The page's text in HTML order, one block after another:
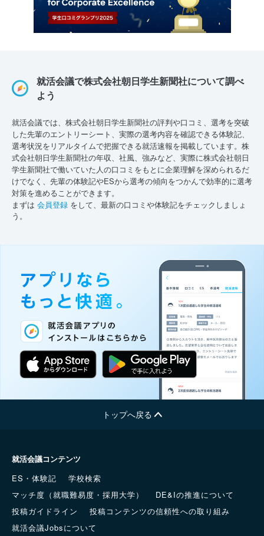
就活会議で株式会社朝日学生新聞社について調べ
よう
就活会議では、株式会社朝日学生新聞社の評判や口コミ、選考を突破
した先輩のエントリーシート、実際の選考内容を確認できる体験記、
選考状況をリアルタイムで把握できる就活速報を掲載しています。株
式会社朝日学生新聞社の年収、社風、強みなど、実際に株式会社朝日
学生新聞社で働いていた人の口コミをもとに企業理解を深められるだ
けでなく、先輩の体験記やESから選考の傾向をつかんで効率的に選考
対策を進めることができます。
まずは 会員登録 をして、最新の口コミや体験記をチェックしましょ
う。
トップへ戻る
就活会議コンテンツ
ES・体験記
学校検索
マッチ度（就職難易度・採用大学）
DE&Iの推進について
投稿ガイドライン
投稿コンテンツの信頼性への取り組み
就活会議Jobsについて